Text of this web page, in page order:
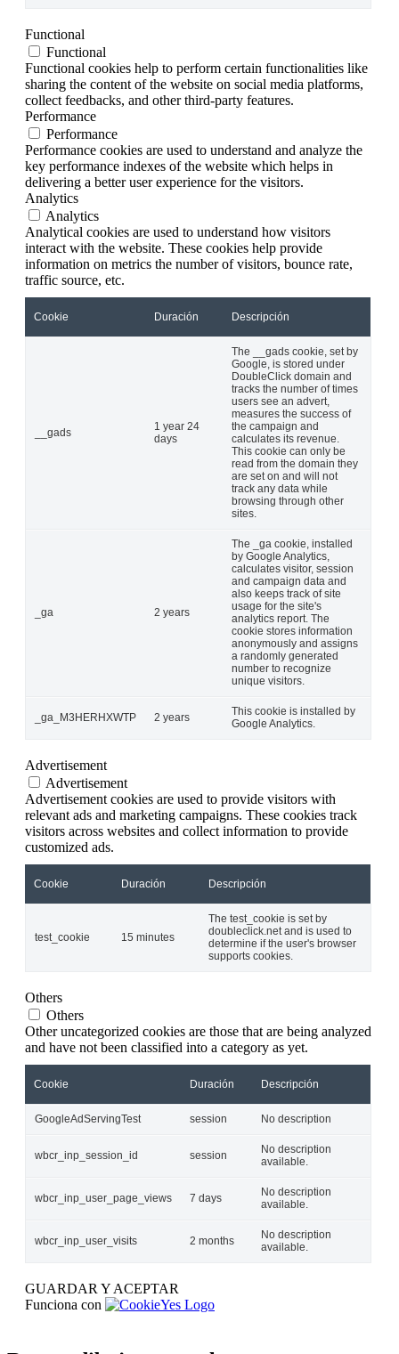
Functional
Functional
Functional cookies help to perform certain functionalities like
sharing the content of the website on social media platforms,
collect feedbacks, and other third-party features.
Performance
Performance
Performance cookies are used to understand and analyze the
key performance indexes of the website which helps in
delivering a better user experience for the visitors.
Analytics
Analytics
Analytical cookies are used to understand how visitors
interact with the website. These cookies help provide
information on metrics the number of visitors, bounce rate,
traffic source, etc.
Cookie Duración Descripción
__gads
1 year 24
days
The __gads cookie, set by
Google, is stored under
DoubleClick domain and
tracks the number of times
users see an advert,
measures the success of
the campaign and
calculates its revenue.
This cookie can only be
read from the domain they
are set on and will not
track any data while
browsing through other
sites.
_ga 2 years
The _ga cookie, installed
by Google Analytics,
calculates visitor, session
and campaign data and
also keeps track of site
usage for the site's
analytics report. The
cookie stores information
anonymously and assigns
a randomly generated
number to recognize
unique visitors.
_ga_M3HERHXWTP 2 years
This cookie is installed by
Google Analytics.
Advertisement
Advertisement
Advertisement cookies are used to provide visitors with
relevant ads and marketing campaigns. These cookies track
visitors across websites and collect information to provide
customized ads.
Cookie Duración Descripción
test_cookie 15 minutes
The test_cookie is set by
doubleclick.net and is used to
determine if the user's browser
supports cookies.
Others
Others
Other uncategorized cookies are those that are being analyzed
and have not been classified into a category as yet.
Cookie Duración Descripción
GoogleAdServingTest session No description
wbcr_inp_session_id session
No description
available.
wbcr_inp_user_page_views 7 days
No description
available.
wbcr_inp_user_visits 2 months
No description
available.
GUARDAR Y ACEPTAR
Funciona con